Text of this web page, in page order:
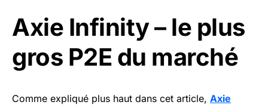
Axie Infinity – le plus
gros P2E du marché
Comme expliqué plus haut dans cet article, Axie